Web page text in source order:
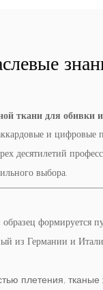
ткани для обивки
и цифровые
десятилетий
выбора.
из Германии и
плетения,